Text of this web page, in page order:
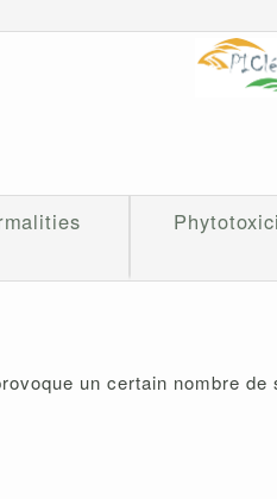
un certain nombre de